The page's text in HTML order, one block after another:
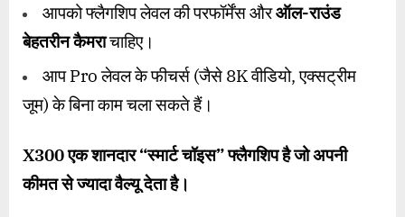
आपको फ्लैगशिप लेवल की परफॉर्मेंस औरऑल-राउंड
बेहतरीन कैमराचाहिए।
आप Pro लेवल के फीचर्स (जैसे 8K वीडियो, एक्सट्रीम
जूम) के बिना काम चला सकते हैं।
X300एक शानदार “स्मार्ट चॉइस” फ्लैगशिप है जो अपनी
कीमत से ज्यादा वैल्यू देता है।